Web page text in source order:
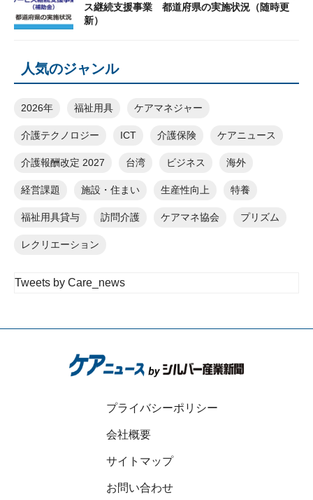
ス継続支援事業 都道府県の実施状況（随時更
新）
人気のジャンル
2026年 福祉用具 ケアマネジャー
介護テクノロジー ICT 介護保険 ケアニュース
介護報酬改定 2027 台湾 ビジネス 海外
経営課題 施設・住まい 生産性向上 特養
福祉用具貸与 訪問介護 ケアマネ協会 プリズム
レクリエーション
Tweets by Care_news
プライバシーポリシー
会社概要
サイトマップ
お問い合わせ